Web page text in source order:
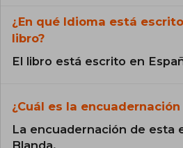
¿En qué Idioma está
libro?
El libro está escrito en
¿Cuál es la
La encuadernación de esta